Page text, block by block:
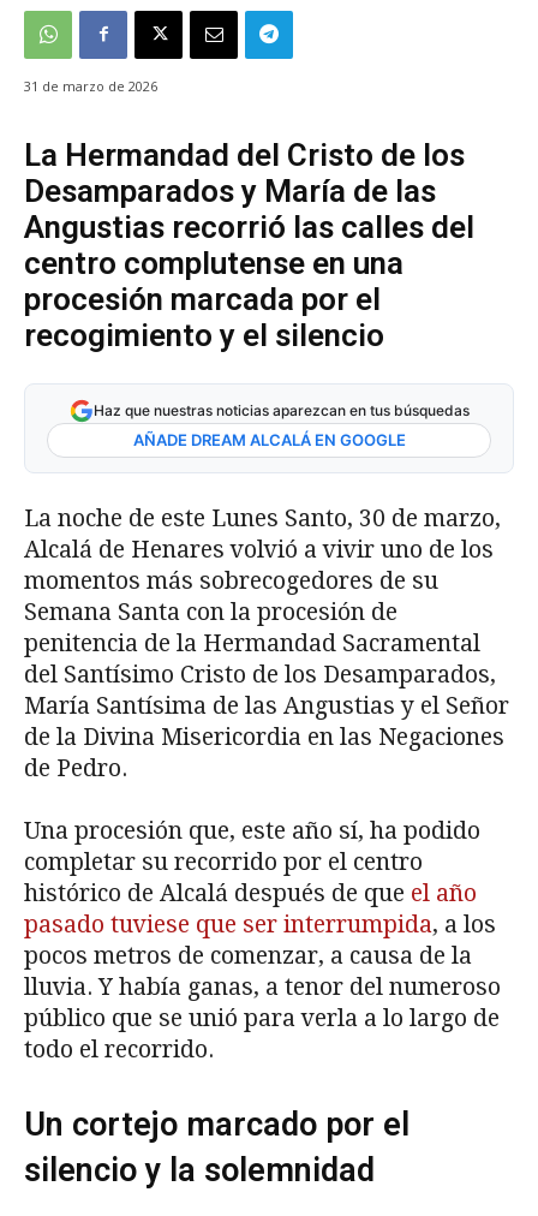
31 de marzo de 2026
La Hermandad del Cristo de los
Desamparados y María de las
Angustias recorrió las calles del
centro complutense en una
procesión marcada por el
recogimiento y el silencio
Haz que nuestras noticias aparezcan en tus búsquedas
AÑADE DREAM ALCALÁ EN GOOGLE
La noche de este Lunes Santo, 30 de marzo,
Alcalá de Henares volvió a vivir uno de los
momentos más sobrecogedores de su
Semana Santa con la procesión de
penitencia de la Hermandad Sacramental
del Santísimo Cristo de los Desamparados,
María Santísima de las Angustias y el Señor
de la Divina Misericordia en las Negaciones
de Pedro.
Una procesión que, este año sí, ha podido
completar su recorrido por el centro
histórico de Alcalá después de que el año
pasado tuviese que ser interrumpida, a los
pocos metros de comenzar, a causa de la
lluvia. Y había ganas, a tenor del numeroso
público que se unió para verla a lo largo de
todo el recorrido.
Un cortejo marcado por el
silencio y la solemnidad